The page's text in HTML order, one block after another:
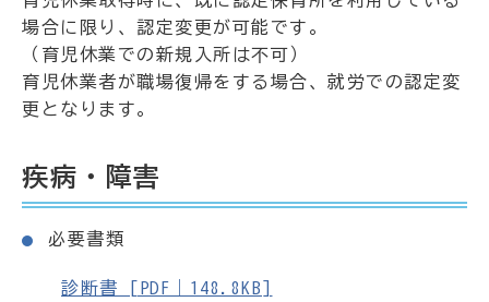
場合に限り、認定変更が可能です。
（育児休業での新規入所は不可）
育児休業者が職場復帰をする場合、就労での認定変
更となります。
疾病・障害
必要書類
診断書 [PDF｜148.8KB]